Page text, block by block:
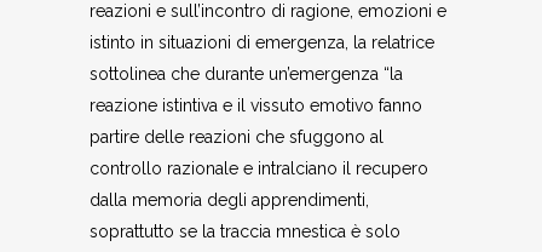
reazioni e sull’incontro di ragione, emozioni e
istinto in situazioni di emergenza, la relatrice
sottolinea che durante un’emergenza “la
reazione istintiva e il vissuto emotivo fanno
partire delle reazioni che sfuggono al
controllo razionale e intralciano il recupero
dalla memoria degli apprendimenti,
soprattutto se la traccia mnestica è solo